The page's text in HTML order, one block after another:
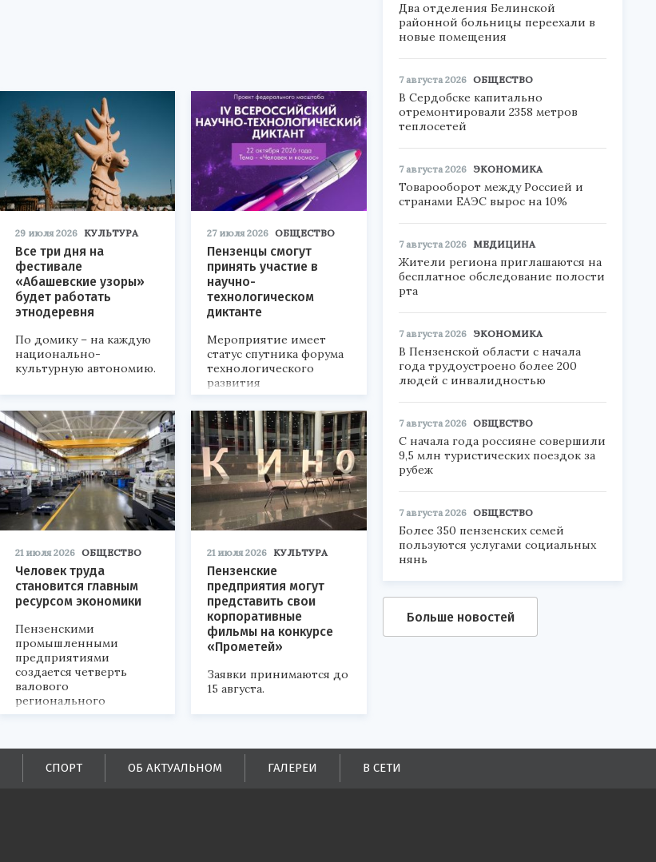
29 июля 2026 КУЛЬТУРА
Все три дня на
фестивале
«Абашевские узоры»
будет работать
этнодеревня
По домику – на каждую
национально-
культурную автономию.
27 июля 2026 ОБЩЕСТВО
Пензенцы смогут
принять участие в
научно-
технологическом
диктанте
Мероприятие имеет
статус спутника форума
технологического
развития
«Технопром-2026».
21 июля 2026 ОБЩЕСТВО
Человек труда
становится главным
ресурсом экономики
Пензенскими
промышленными
предприятиями
создается четверть
валового
регионального
продукта и
поступлений в
бюджеты всех уровней.
21 июля 2026 КУЛЬТУРА
Пензенские
предприятия могут
представить свои
корпоративные
фильмы на конкурсе
«Прометей»
Заявки принимаются до
15 августа.
Два отделения Белинской
районной больницы переехали в
новые помещения
7 августа 2026 ОБЩЕСТВО
В Сердобске капитально
отремонтировали 2358 метров
теплосетей
7 августа 2026 ЭКОНОМИКА
Товарооборот между Россией и
странами ЕАЭС вырос на 10%
7 августа 2026 МЕДИЦИНА
Жители региона приглашаются на
бесплатное обследование полости
рта
7 августа 2026 ЭКОНОМИКА
В Пензенской области с начала
года трудоустроено более 200
людей с инвалидностью
7 августа 2026 ОБЩЕСТВО
С начала года россияне совершили
9,5 млн туристических поездок за
рубеж
7 августа 2026 ОБЩЕСТВО
Более 350 пензенских семей
пользуются услугами социальных
нянь
Больше новостей
СПОРТ ОБ АКТУАЛЬНОМ ГАЛЕРЕИ В СЕТИ